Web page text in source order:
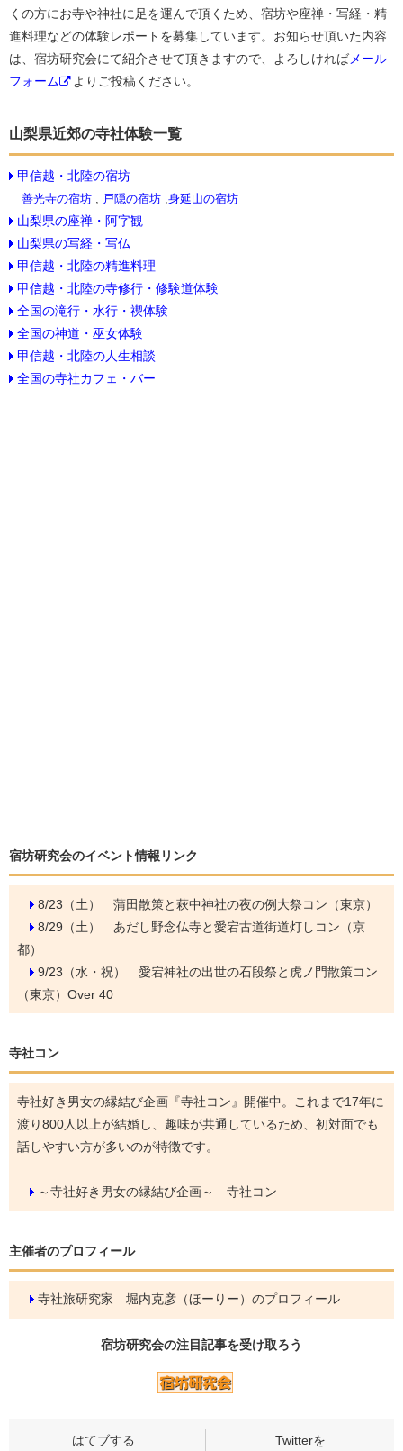
くの方にお寺や神社に足を運んで頂くため、宿坊や座禅・写経・精
進料理などの体験レポートを募集しています。お知らせ頂いた内容
は、宿坊研究会にて紹介させて頂きますので、よろしければメール
フォーム
よりご投稿ください。
山梨県近郊の寺社体験一覧
甲信越・北陸の宿坊
善光寺の宿坊 , 戸隠の宿坊 ,身延山の宿坊
山梨県の座禅・阿字観
山梨県の写経・写仏
甲信越・北陸の精進料理
甲信越・北陸の寺修行・修験道体験
全国の滝行・水行・禊体験
全国の神道・巫女体験
甲信越・北陸の人生相談
全国の寺社カフェ・バー
宿坊研究会のイベント情報リンク
8/23（土） 蒲田散策と萩中神社の夜の例大祭コン（東京）
8/29（土） あだし野念仏寺と愛宕古道街道灯しコン（京
都）
9/23（水・祝） 愛宕神社の出世の石段祭と虎ノ門散策コン
（東京）Over 40
寺社コン
寺社好き男女の縁結び企画『寺社コン』開催中。これまで17年に
渡り800人以上が結婚し、趣味が共通しているため、初対面でも
話しやすい方が多いのが特徴です。
～寺社好き男女の縁結び企画～ 寺社コン
主催者のプロフィール
寺社旅研究家 堀内克彦（ほーりー）のプロフィール
宿坊研究会の注目記事を受け取ろう